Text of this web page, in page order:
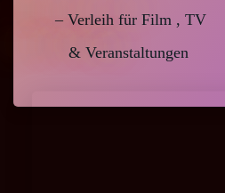
– Verleih für Film , TV
& Veranstaltungen